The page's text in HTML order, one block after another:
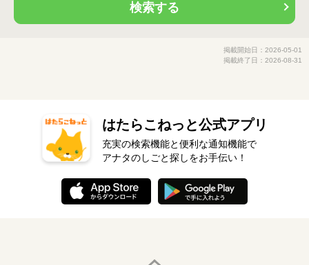
検索する
掲載開始日：2026-05-01
掲載終了日：2026-08-31
はたらこねっと公式アプリ
充実の検索機能と便利な通知機能で
アナタのしごと探しをお手伝い！